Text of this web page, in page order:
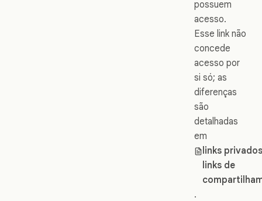
possuem
acesso.
Esse link não
concede
acesso por
si só; as
diferenças
são
detalhadas
em
links
links de
.